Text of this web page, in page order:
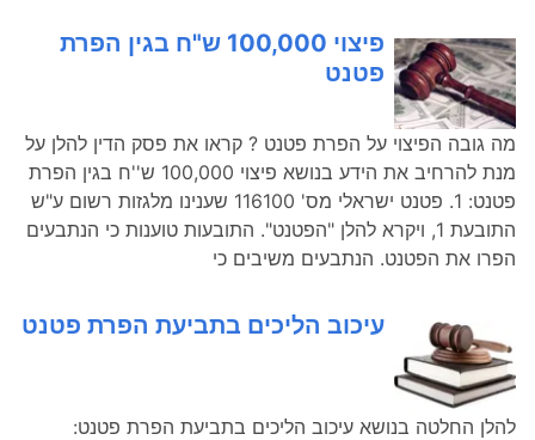
פיצוי 100,000 ש"ח בגין הפרת
פטנט
מה גובה הפיצוי על הפרת פטנט ? קראו את פסק הדין להלן על
מנת להרחיב את הידע בנושא פיצוי 100,000 ש''ח בגין הפרת
פטנט: 1. פטנט ישראלי מס' 116100 שענינו מלגזות רשום ע"ש
התובעת 1, ויקרא להלן "הפטנט". התובעות טוענות כי הנתבעים
הפרו את הפטנט. הנתבעים משיבים כי
עיכוב הליכים בתביעת הפרת פטנט
להלן החלטה בנושא עיכוב הליכים בתביעת הפרת פטנט: